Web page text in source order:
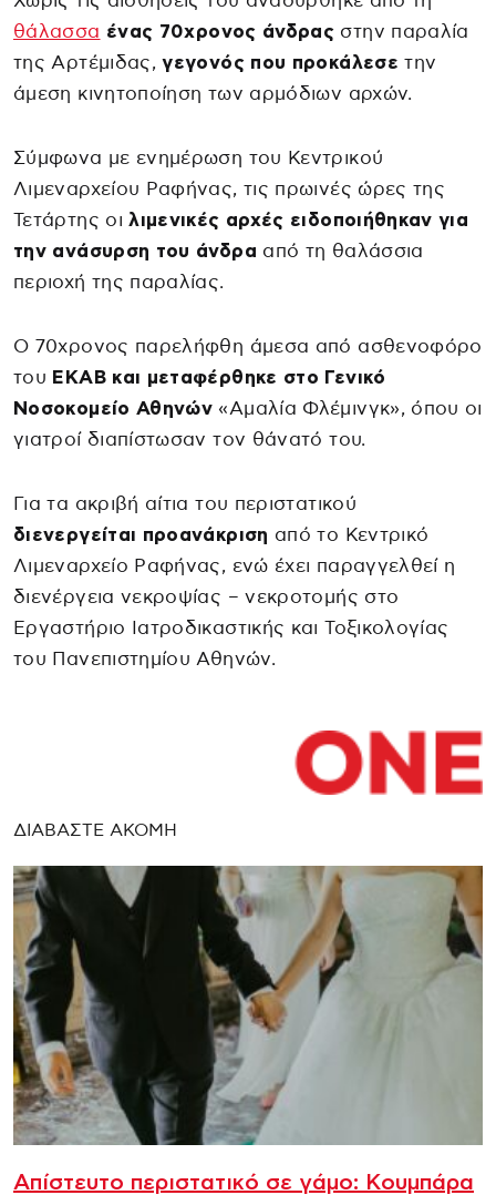
θάλασσα ένας 70χρονος άνδρας στην παραλία
της Αρτέμιδας, γεγονός που προκάλεσε την
άμεση κινητοποίηση των αρμόδιων αρχών.
Σύμφωνα με ενημέρωση του Κεντρικού
Λιμεναρχείου Ραφήνας, τις πρωινές ώρες της
Τετάρτης οι λιμενικές αρχές ειδοποιήθηκαν για
την ανάσυρση του άνδρα από τη θαλάσσια
περιοχή της παραλίας.
Ο 70χρονος παρελήφθη άμεσα από ασθενοφόρο
του ΕΚΑΒ και μεταφέρθηκε στο Γενικό
Νοσοκομείο Αθηνών «Αμαλία Φλέμινγκ», όπου οι
γιατροί διαπίστωσαν τον θάνατό του.
Για τα ακριβή αίτια του περιστατικού
διενεργείται προανάκριση από το Κεντρικό
Λιμεναρχείο Ραφήνας, ενώ έχει παραγγελθεί η
διενέργεια νεκροψίας – νεκροτομής στο
Εργαστήριο Ιατροδικαστικής και Τοξικολογίας
του Πανεπιστημίου Αθηνών.
ΔΙΑΒΑΣΤΕ ΑΚΟΜΗ
Απίστευτο περιστατικό σε γάμο: Kουμπάρα